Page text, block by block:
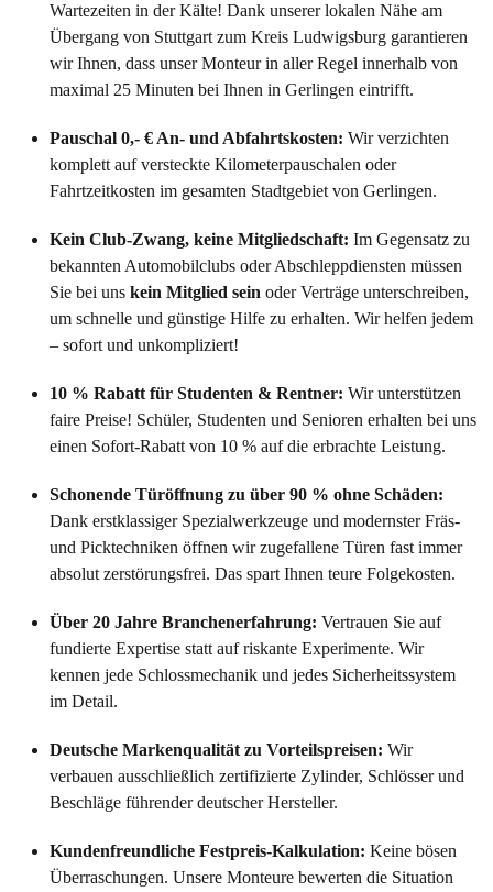
Wartezeiten in der Kälte! Dank unserer lokalen Nähe am
Übergang von Stuttgart zum Kreis Ludwigsburg garantieren
wir Ihnen, dass unser Monteur in aller Regel innerhalb von
maximal 25 Minuten bei Ihnen in Gerlingen eintrifft.
Pauschal 0,- € An- und Abfahrtskosten: Wir verzichten
komplett auf versteckte Kilometerpauschalen oder
Fahrtzeitkosten im gesamten Stadtgebiet von Gerlingen.
Kein Club-Zwang, keine Mitgliedschaft: Im Gegensatz zu
bekannten Automobilclubs oder Abschleppdiensten müssen
Sie bei uns kein Mitglied sein oder Verträge unterschreiben,
um schnelle und günstige Hilfe zu erhalten. Wir helfen jedem
– sofort und unkompliziert!
10 % Rabatt für Studenten & Rentner: Wir unterstützen
faire Preise! Schüler, Studenten und Senioren erhalten bei uns
einen Sofort-Rabatt von 10 % auf die erbrachte Leistung.
Schonende Türöffnung zu über 90 % ohne Schäden:
Dank erstklassiger Spezialwerkzeuge und modernster Fräs-
und Picktechniken öffnen wir zugefallene Türen fast immer
absolut zerstörungsfrei. Das spart Ihnen teure Folgekosten.
Über 20 Jahre Branchenerfahrung: Vertrauen Sie auf
fundierte Expertise statt auf riskante Experimente. Wir
kennen jede Schlossmechanik und jedes Sicherheitssystem
im Detail.
Deutsche Markenqualität zu Vorteilspreisen: Wir
verbauen ausschließlich zertifizierte Zylinder, Schlösser und
Beschläge führender deutscher Hersteller.
Kundenfreundliche Festpreis-Kalkulation: Keine bösen
Überraschungen. Unsere Monteure bewerten die Situation